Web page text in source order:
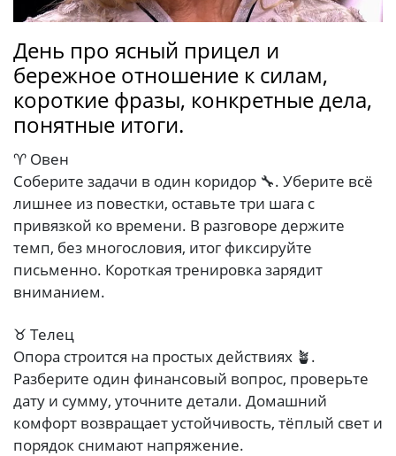
День про ясный прицел и
бережное отношение к силам,
короткие фразы, конкретные дела,
понятные итоги.
♈ Овен
Соберите задачи в один коридор 🔧. Уберите всё
лишнее из повестки, оставьте три шага с
привязкой ко времени. В разговоре держите
темп, без многословия, итог фиксируйте
письменно. Короткая тренировка зарядит
вниманием.
♉ Телец
Опора строится на простых действиях 🪴.
Разберите один финансовый вопрос, проверьте
дату и сумму, уточните детали. Домашний
комфорт возвращает устойчивость, тёплый свет и
порядок снимают напряжение.